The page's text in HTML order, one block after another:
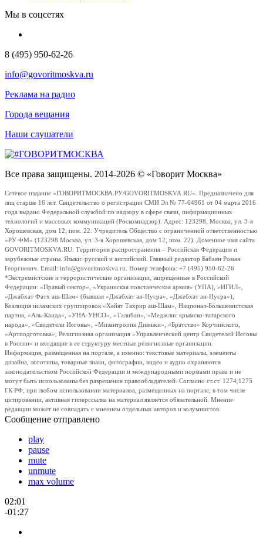
Мы в соцсетях
8 (495) 950-62-26
info@govoritmoskva.ru
Реклама на радио
Города вещания
Наши слушатели
Все права защищены. 2014-2026 © «Говорит Москва»
Сетевое издание «ГОВОРИТМОСКВА.РУ/GOVORITMOSKVA.RU». Предназначено для
лиц старше 16 лет. Свидетельство о регистрации СМИ Эл № 77-64961 от 04 марта 2016
года выдано Федеральной службой по надзору в сфере связи, информационных
технологий и массовых коммуникаций (Роскомнадзор). Адрес: 123298, Москва, ул. 3-я
Хорошевская, дом 12, пом. 22. Учредитель Общество с ограниченной ответственностью
«РУ ФМ» (123298 Москва, ул. 3-я Хорошевская, дом 12, пом. 22). Доменное имя сайта
GOVORITMOSKVA.RU. Территория распространения – Российская Федерация и
зарубежные страны. Языки: русский и английский. Главный редактор Бабаян Роман
Георгиевич. Email: info@govoritmoskva.ru. Номер телефона: +7 (495) 950-62-26
*Экстремистские и террористические организации, запрещенные в Российской
Федерации: «Правый сектор», «Украинская повстанческая армия» (УПА), «ИГИЛ»,
«Джабхат Фатх аш-Шам» (бывшая «Джабхат ан-Нусра», «Джебхат ан-Нусра»),
Коалиция исламских группировок «Хайят Тахрир аш-Шам», Национал-Большевистская
партия, «Аль-Каида», «УНА-УНСО», «Талибан», «Меджлис крымско-татарского
народа», «Свидетели Иеговы», «Мизантропик Дивижн», «Братство» Корчинского,
«Артподготовка», Религиозная организация «Управленческий центр Свидетелей Иеговы
в России» и входящие в ее структуру местные религиозные организации.
Информация, размещенная на портале, а именно: текстовые материалы, элементы
дизайна, логотипы, товарные знаки, фотографии, видео и аудио охраняются
законодательством Российской Федерации и международными нормами права и не
могут быть использованы без разрешения правообладателей. Согласно ст.ст. 1274,1275
ГК РФ, при любом использовании материалов, размещенных на портале, в том числе
цитировании, активная гиперссылка на материал является обязательной. Мнение
редакции может не совпадать с мнением отдельных авторов и колумнистов.
Сообщение отправлено
play
pause
mute
unmute
max volume
02:01
-01:27